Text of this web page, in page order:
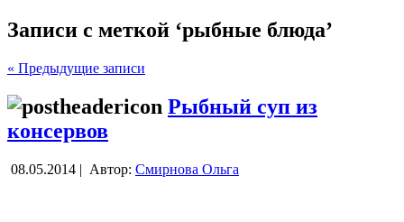
Записи с меткой ‘рыбные блюда’
« Предыдущие записи
Рыбный суп из
консервов
08.05.2014 | Автор: Смирнова Ольга